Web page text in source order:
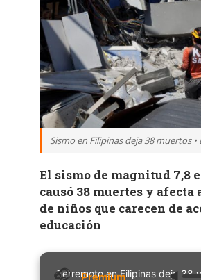
Sismo en Filipinas deja 38 muertos •
El sismo de magnitud 7,8
causó 38 muertes y afecta
de niños que carecen de
educación
Terremoto en Filipinas deja 38
🔈